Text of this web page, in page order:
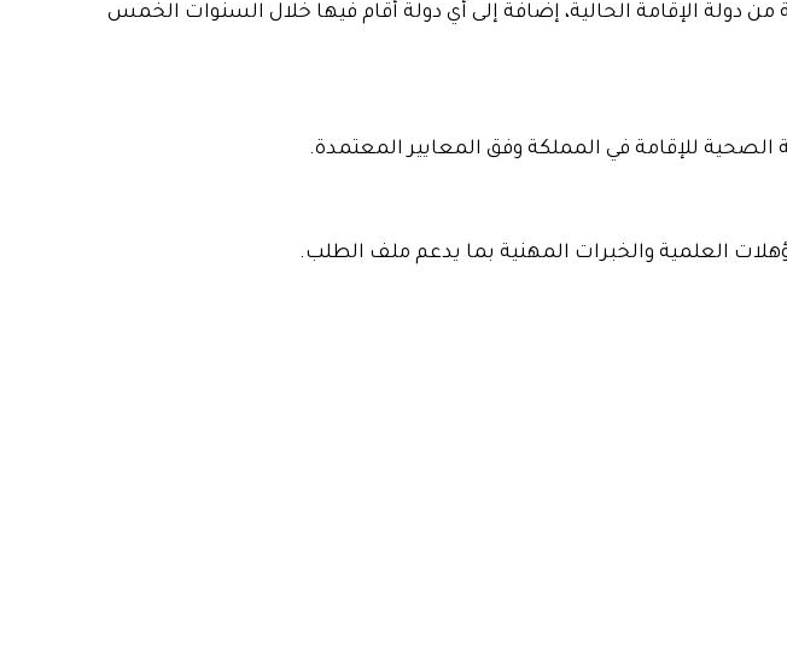
الإقامة الحالية، إضافة إلى أي دولة أقام فيها خلال السنوات الخمس
الصحية للإقامة في المملكة وفق المعايير المعتمدة.
العلمية والخبرات المهنية بما يدعم ملف الطلب.